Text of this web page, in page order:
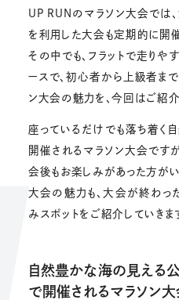
UP RUNのマラソン大会では
を利用した大会も定期的に開催
その中でも、フラットで走りや
ースで、初心者から上級者ま
ン大会の魅力を、今回はご紹介
座っているだけでも落ち着く
開催されるマラソン大会です
会後もお楽しみがあった方が
大会の魅力も、大会が終わ
みスポットをご紹介していきま
自然豊かな海の見える
で開催されるマラソン大